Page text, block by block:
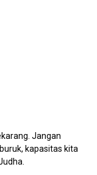
Jangan
kapasitas kita